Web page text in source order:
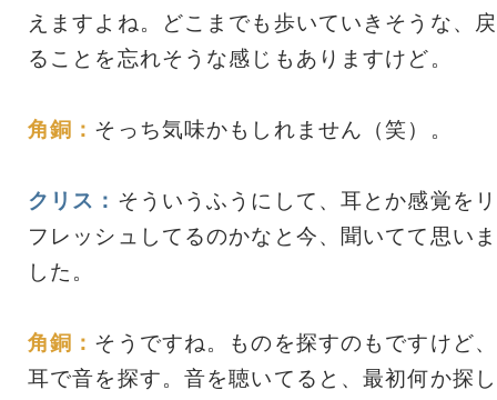
えますよね。どこまでも歩いていきそうな、戻
ることを忘れそうな感じもありますけど。
角銅： そっち気味かもしれません（笑）。
クリス： そういうふうにして、耳とか感覚をリ
フレッシュしてるのかなと今、聞いてて思いま
した。
角銅： そうですね。ものを探すのもですけど、
耳で音を探す。音を聴いてると、最初何か探し